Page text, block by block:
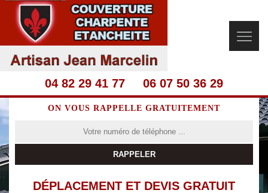
04 82 29 41 77 06 07 50 36 29
ON VOUS RAPPELLE GRATUITEMENT
DÉPLACEMENT ET DEVIS GRATUIT